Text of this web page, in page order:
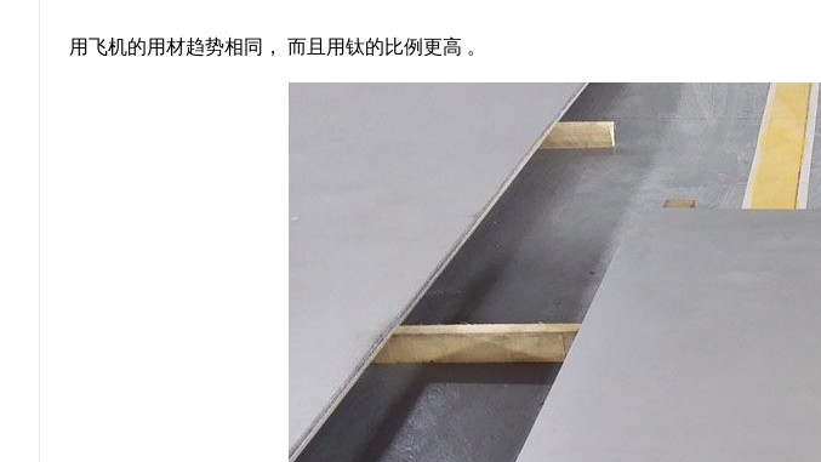
用飞机的用材趋势相同， 而且用钛的比例更高 。